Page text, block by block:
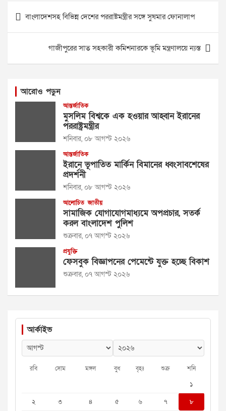
Post
navigation
বাংলাদেশসহ বিভিন্ন দেশের পররাষ্টমন্ত্রীর সঙ্গে সুষমার ফোনালাপ
গাজীপুরের সাত সহকারী কমিশনারকে ভূমি মন্ত্রণালয়ে ন্যস্ত
আরোও পড়ুন
আন্তর্জাতিক
মুসলিম বিশ্বকে এক হওয়ার আহ্বান ইরানের
পররাষ্ট্রমন্ত্রীর
শনিবার, ০৮ আগস্ট ২০২৬
আন্তর্জাতিক
ইরানে ভূপাতিত মার্কিন বিমানের ধ্বংসাবশেষের
প্রদর্শনী
শনিবার, ০৮ আগস্ট ২০২৬
আলোচিত জাতীয়
সামাজিক যোগাযোগমাধ্যমে অপপ্রচার, সতর্ক
করল বাংলাদেশ পুলিশ
শুক্রবার, ০৭ আগস্ট ২০২৬
প্রযুক্তি
ফেসবুক বিজ্ঞাপনের পেমেন্টে যুক্ত হচ্ছে বিকাশ
শুক্রবার, ০৭ আগস্ট ২০২৬
আর্কাইভ
রবি সোম মঙ্গল বুধ বৃহঃ শুক্র শনি
১
২
৩ ৪ ৫ ৬ ৭ ৮